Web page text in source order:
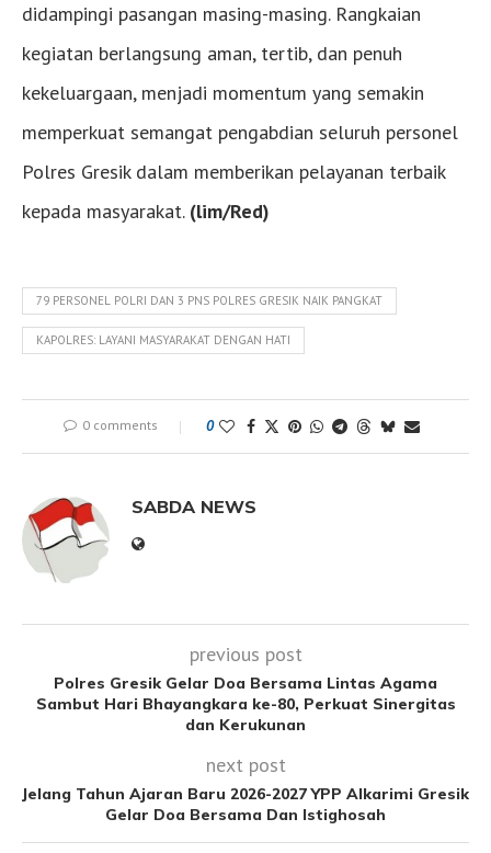
didampingi pasangan masing-masing. Rangkaian
kegiatan berlangsung aman, tertib, dan penuh
kekeluargaan, menjadi momentum yang semakin
memperkuat semangat pengabdian seluruh personel
Polres Gresik dalam memberikan pelayanan terbaik
kepada masyarakat. (lim/Red)
79 PERSONEL POLRI DAN 3 PNS POLRES GRESIK NAIK PANGKAT
KAPOLRES: LAYANI MASYARAKAT DENGAN HATI
0 comments 0
SABDA NEWS
previous post
Polres Gresik Gelar Doa Bersama Lintas Agama
Sambut Hari Bhayangkara ke-80, Perkuat Sinergitas
dan Kerukunan
next post
Jelang Tahun Ajaran Baru 2026-2027 YPP Alkarimi Gresik
Gelar Doa Bersama Dan Istighosah